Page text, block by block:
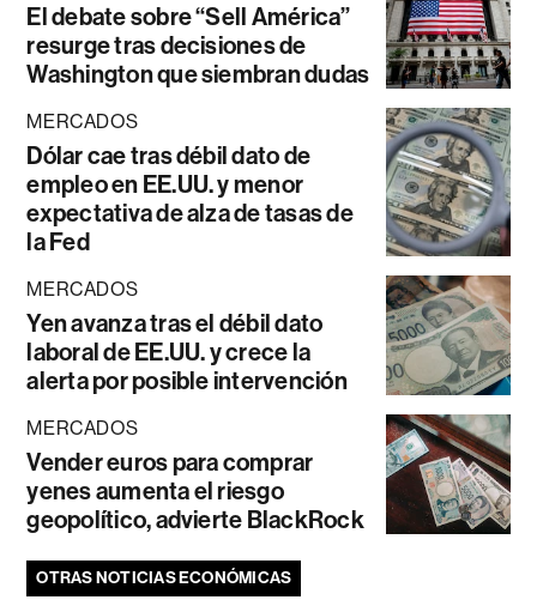
El debate sobre “Sell América”
resurge tras decisiones de
Washington que siembran dudas
MERCADOS
Dólar cae tras débil dato de
empleo en EE.UU. y menor
expectativa de alza de tasas de
la Fed
MERCADOS
Yen avanza tras el débil dato
laboral de EE.UU. y crece la
alerta por posible intervención
MERCADOS
Vender euros para comprar
yenes aumenta el riesgo
geopolítico, advierte BlackRock
OTRAS NOTICIAS ECONÓMICAS